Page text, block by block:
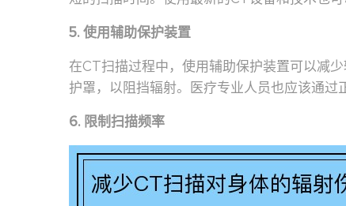
5. 使用辅助保护装置
在CT扫描过程中，使用辅助保护装置可以减
护罩，以阻挡辐射。医疗专业人员也应该通过
6. 限制扫描频率